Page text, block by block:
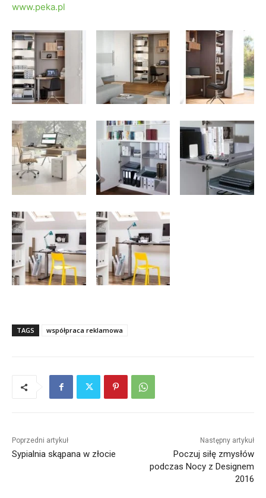
www.peka.pl
TAGS współpraca reklamowa
Poprzedni artykuł
Sypialnia skąpana w złocie
Następny artykuł
Poczuj siłę zmysłów
podczas Nocy z Designem
2016